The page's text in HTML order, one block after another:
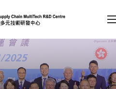
车键）
会员登录
A EN 繁 简